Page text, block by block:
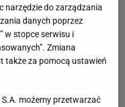
narzędzie do zarządzania
danych poprzez
w stopce serwisu i
Zmiana
także za pomocą ustawień
możemy przetwarzać